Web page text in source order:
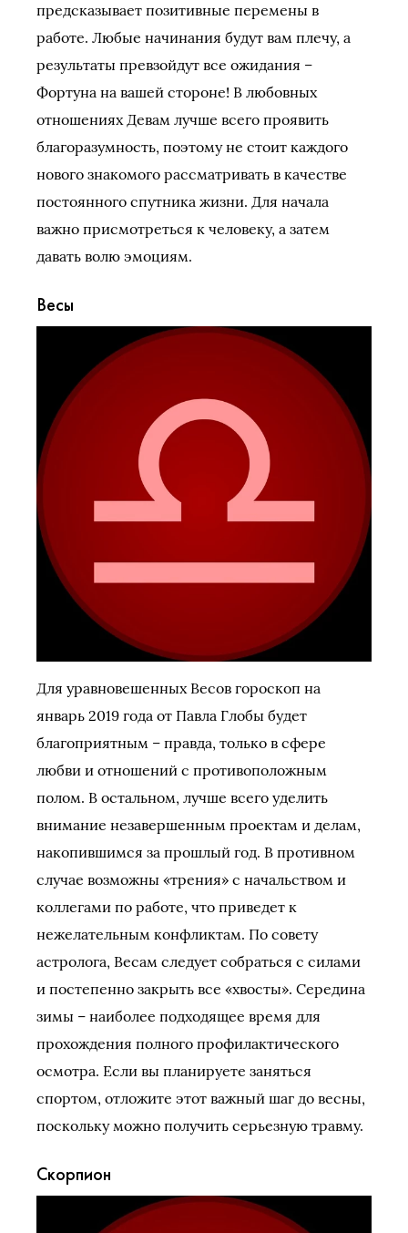
предсказывает позитивные перемены в
работе. Любые начинания будут вам плечу, а
результаты превзойдут все ожидания –
Фортуна на вашей стороне! В любовных
отношениях Девам лучше всего проявить
благоразумность, поэтому не стоит каждого
нового знакомого рассматривать в качестве
постоянного спутника жизни. Для начала
важно присмотреться к человеку, а затем
давать волю эмоциям.
Весы
Для уравновешенных Весов гороскоп на
январь 2019 года от Павла Глобы будет
благоприятным – правда, только в сфере
любви и отношений с противоположным
полом. В остальном, лучше всего уделить
внимание незавершенным проектам и делам,
накопившимся за прошлый год. В противном
случае возможны «трения» с начальством и
коллегами по работе, что приведет к
нежелательным конфликтам. По совету
астролога, Весам следует собраться с силами
и постепенно закрыть все «хвосты». Середина
зимы – наиболее подходящее время для
прохождения полного профилактического
осмотра. Если вы планируете заняться
спортом, отложите этот важный шаг до весны,
поскольку можно получить серьезную травму.
Скорпион